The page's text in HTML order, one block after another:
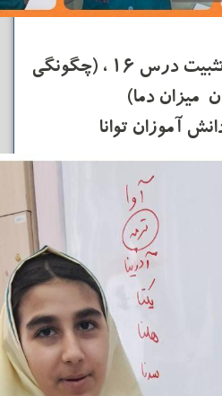
آموزش عملکردی و تثبیت درس ۱۶ ، (چگونگی
میزان دما)
آموزان توانا